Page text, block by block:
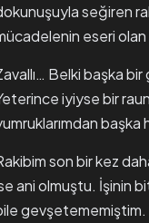
seğiren
eseri olan
Belki başka
iyiyse bir
başka
son bir kez
ani olmuştu. İşinin
gevşetememiştim.